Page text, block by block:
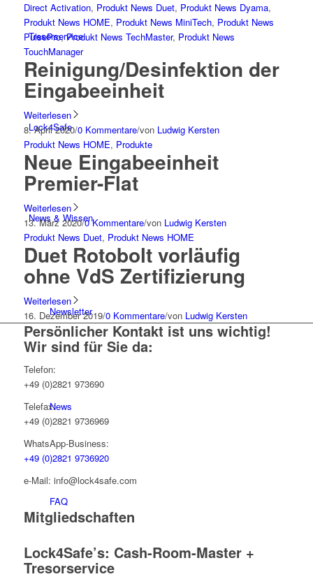
Tresorservice
Lock4Safe
News & Wissen
Newsletter
News
FAQ
Direct Activation, Produkt News Duet, Produkt News Dyama,
Produkt News HOME, Produkt News MiniTech, Produkt News
PulsePro,Produkt News TechMaster, Produkt News
TouchManager
Reinigung/Desinfektion der
Eingabeeinheit
Weiterlesen
8. April 2020/0 Kommentare/von Ludwig Kersten
Produkt News HOME, Produkte
Neue Eingabeeinheit
Premier-Flat
Weiterlesen
13. März 2020/0 Kommentare/von Ludwig Kersten
Produkt News Duet, Produkt News HOME
Duet Rotobolt vorläufig
ohne VdS Zertifizierung
Weiterlesen
16. Dezember 2019/0 Kommentare/von Ludwig Kersten
Persönlicher Kontakt ist uns wichtig!
Wir sind für Sie da:
Telefon:
+49 (0)2821 973690
Telefax:
+49 (0)2821 9736969
WhatsApp-Business:
+49 (0)2821 9736920
e-Mail: info@lock4safe.com
Mitgliedschaften
Lock4Safe’s: Cash-Room-Master +
Tresorservice